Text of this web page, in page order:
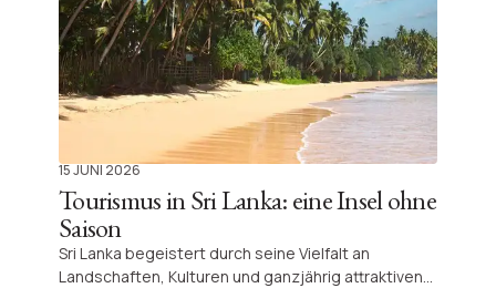
15 JUNI 2026
Tourismus in Sri Lanka: eine Insel ohne
Saison
Sri Lanka begeistert durch seine Vielfalt an
Landschaften, Kulturen und ganzjährig attraktiven